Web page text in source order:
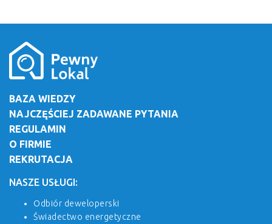
BAZA WIEDZY
NAJCZĘŚCIEJ ZADAWANE PYTANIA
REGULAMIN
O FIRMIE
REKRUTACJA
NASZE USŁUGI:
Odbiór deweloperski
Świadectwo energetyczne